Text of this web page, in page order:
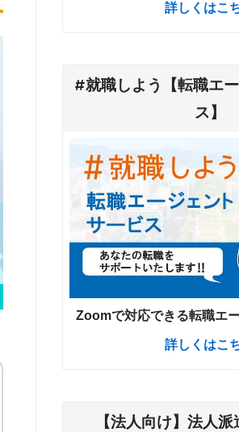
詳しくはこ
#就職しよう【転職エ
ス】
Zoomで対応できる転職エ
詳しくはこ
【法人向け】法人